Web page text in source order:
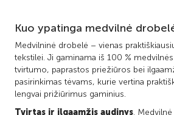
Kuo ypatinga medvilnė
Medvilninė drobelė – vienas
tekstilei. Ji gaminama iš 100 %
tvirtumo, paprastos priežiūros bei
pasirinkimas tėvams, kurie vertina
lengvai prižiūrimus gaminius.
Tvirtas ir ilgaamžis audinys.